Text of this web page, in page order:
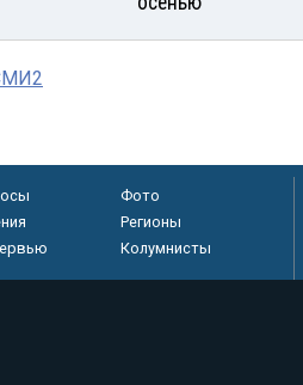
Фото
Регионы
Колумнисты